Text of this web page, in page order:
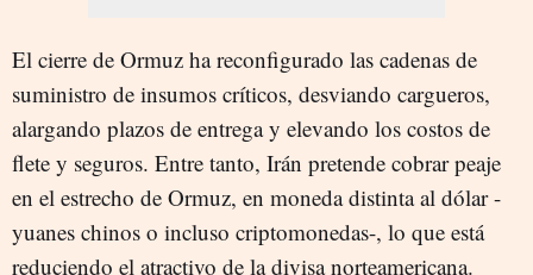
El cierre de Ormuz ha reconfigurado las cadenas de
suministro de insumos críticos, desviando cargueros,
alargando plazos de entrega y elevando los costos de
flete y seguros. Entre tanto, Irán pretende cobrar peaje
en el estrecho de Ormuz, en moneda distinta al dólar -
yuanes chinos o incluso criptomonedas-, lo que está
reduciendo el atractivo de la divisa norteamericana.